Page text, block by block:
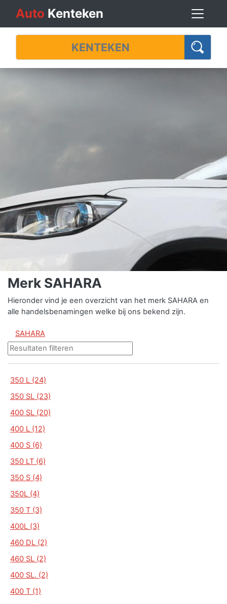
Auto Kenteken
Merk SAHARA
Hieronder vind je een overzicht van het merk SAHARA en
alle handelsbenamingen welke bij ons bekend zijn.
SAHARA
350 L (24)
350 SL (23)
400 SL (20)
400 L (12)
400 S (6)
350 LT (6)
350 S (4)
350L (4)
350 T (3)
400L (3)
460 DL (2)
460 SL (2)
400 SL. (2)
400 T (1)